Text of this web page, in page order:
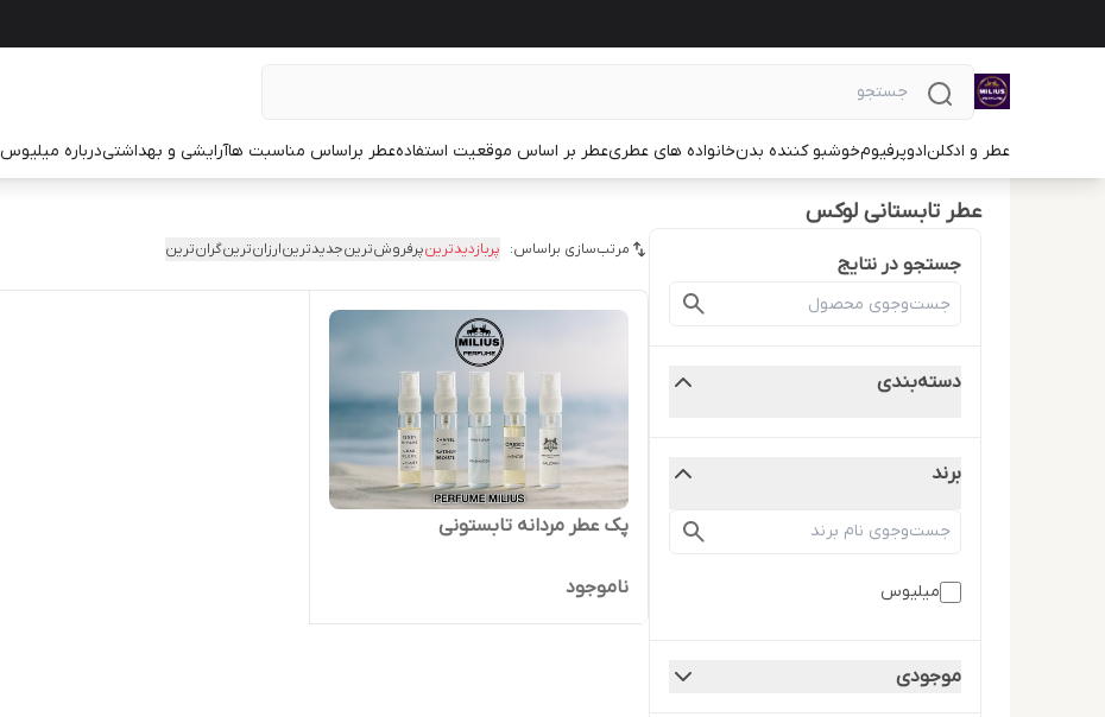
عطر و ادکلنادوپرفیومخوشبو کننده بدنخانواده های عطریعطر بر اساس موقعیت استفادهعطر براساس مناسبت هاآرایشی و بهداشتیدرباره میلیوس
عطر تابستانی لوکس
جستجو در نتایج
دسته‌بندی
برند
میلیوس
موجودی
مرتب‌سازی براساس: پربازدیدترینپرفروش‌ترینجدیدترینارزان‌ترینگران‌ترین
پک عطر مردانه تابستونی
ناموجود